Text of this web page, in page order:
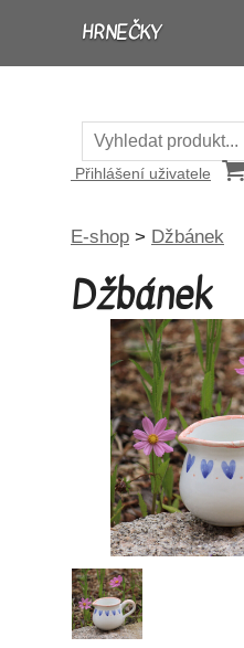
HRNEČKY
Přihlášení uživatele
E-shop > Džbánek
Džbánek